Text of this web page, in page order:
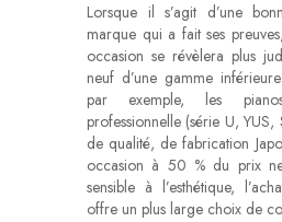
Lorsque il s’agit d’une
marque qui a fait ses
occasion se révèlera plus
neuf d’une gamme
par exemple, les
professionnelle (série U, YUS,
de qualité, de fabrication
occasion à 50 % du prix
sensible à l’esthétique,
offre un plus large choix de